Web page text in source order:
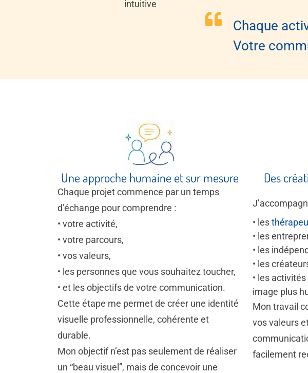
Chaque
Votre
Une approche humaine et sur mesure
Chaque projet commence par un temps
d’échange pour comprendre :
• votre activité,
• votre parcours,
• vos valeurs,
• les personnes que vous souhaitez toucher,
• et les objectifs de votre communication.
Cette étape me permet de créer une identité
visuelle professionnelle, cohérente et
durable.
Mon objectif n’est pas seulement de réaliser
un “beau visuel”, mais de concevoir une
Des
• les
• les
• les
• les
• les
image plus
Mon travail
vos valeurs
facilement